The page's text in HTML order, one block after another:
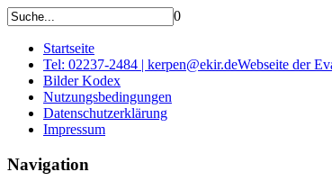
0
Startseite
Tel: 02237-2484 | kerpen@ekir.deWebseite der
Bilder Kodex
Nutzungsbedingungen
Datenschutzerklärung
Impressum
Navigation